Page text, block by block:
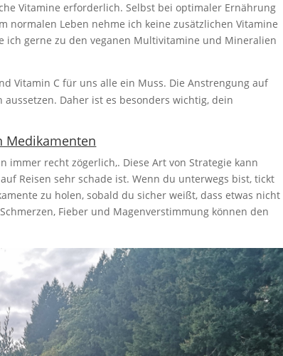
Vitamine erforderlich. Selbst bei optimaler Ernährung
normalen Leben nehme ich keine zusätzlichen Vitamine
ich gerne zu den veganen Multivitamine und Mineralien
Vitamin C für uns alle ein Muss. Die Anstrengung auf
Daher ist es besonders wichtig, dein
Medikamenten
immer recht zögerlich,. Diese Art von Strategie kann
Reisen sehr schade ist. Wenn du unterwegs bist, tickt
zu holen, sobald du sicher weißt, dass etwas nicht
Fieber und Magenverstimmung können den